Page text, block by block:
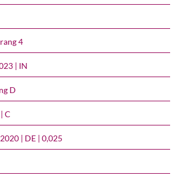
4
| IN
D
C
| DE | 0,025